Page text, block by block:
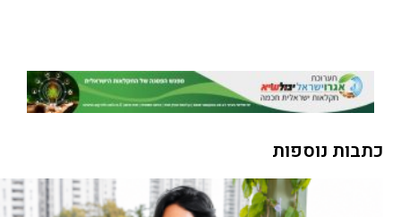
כתבות נוספות